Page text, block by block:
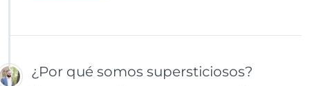
¿Por qué somos supersticiosos?